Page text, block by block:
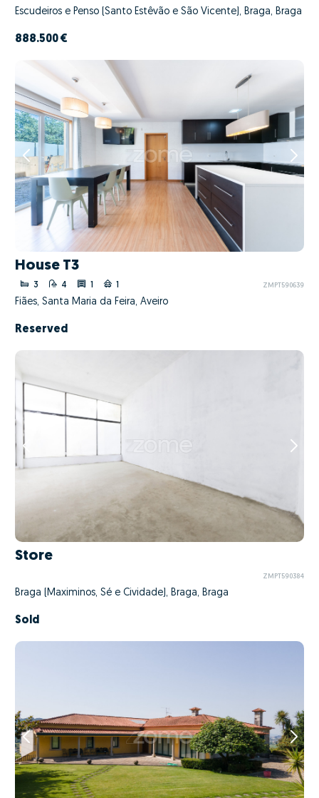
Escudeiros e Penso (Santo Estêvão e São Vicente), Braga, Braga
888.500 €
House T3
3 4 1 1 ZMPT590639
Fiães, Santa Maria da Feira, Aveiro
Reserved
Store
ZMPT590384
Braga (Maximinos, Sé e Cividade), Braga, Braga
Sold